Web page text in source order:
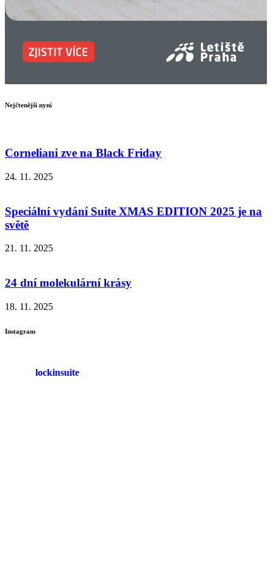
Nejčtenější nyní
Corneliani zve na Black Friday
24. 11. 2025
Speciální vydání Suite XMAS EDITION 2025 je na
světě
21. 11. 2025
24 dní molekulární krásy
18. 11. 2025
Instagram
lockinsuite